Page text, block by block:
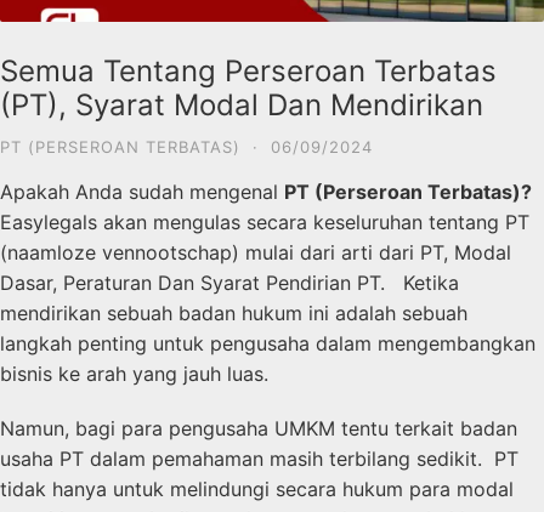
Semua Tentang Perseroan Terbatas
(PT), Syarat Modal Dan Mendirikan
PT (PERSEROAN TERBATAS) · 06/09/2024
Apakah Anda sudah mengenal PT (Perseroan Terbatas)?
Easylegals akan mengulas secara keseluruhan tentang PT
(naamloze vennootschap) mulai dari arti dari PT, Modal
Dasar, Peraturan Dan Syarat Pendirian PT. Ketika
mendirikan sebuah badan hukum ini adalah sebuah
langkah penting untuk pengusaha dalam mengembangkan
bisnis ke arah yang jauh luas.
Namun, bagi para pengusaha UMKM tentu terkait badan
usaha PT dalam pemahaman masih terbilang sedikit. PT
tidak hanya untuk melindungi secara hukum para modal